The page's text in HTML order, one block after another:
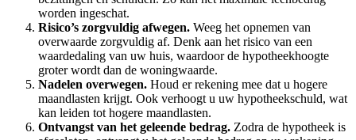
worden ingeschat.
Risico’s zorgvuldig afwegen. Weeg het opnemen van
overwaarde zorgvuldig af. Denk aan het risico van een
waardedaling van uw huis, waardoor de hypotheekhoogte
groter wordt dan de woningwaarde.
Nadelen overwegen. Houd er rekening mee dat u hogere
maandlasten krijgt. Ook verhoogt u uw hypotheekschuld, wat
kan leiden tot hogere maandlasten.
Ontvangst van het geleende bedrag. Zodra de hypotheek is